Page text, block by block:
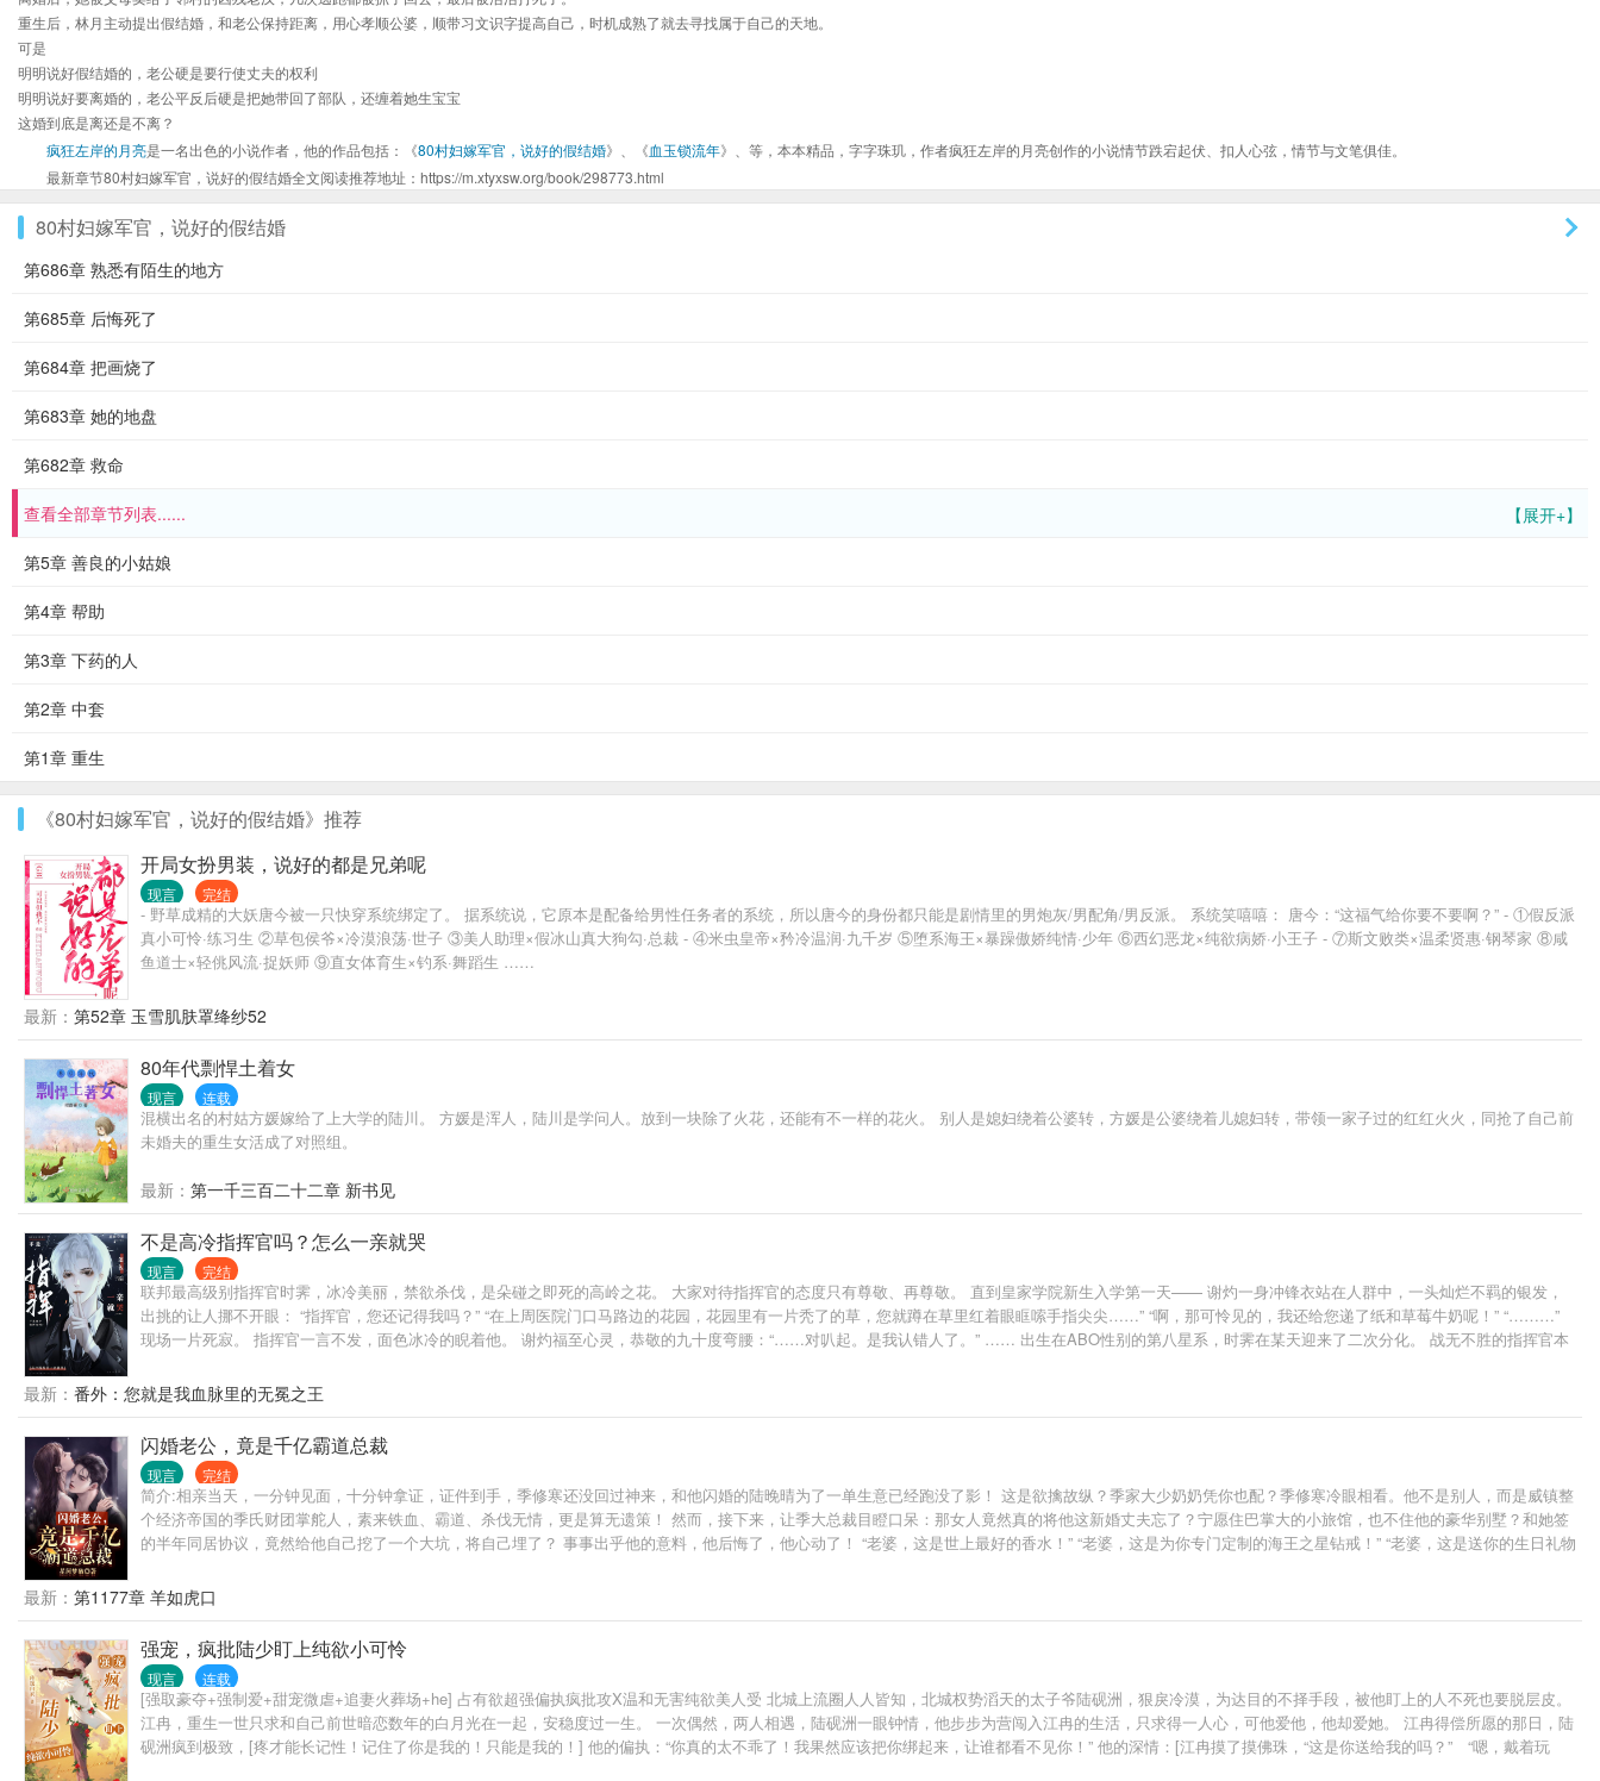
重生后，林月主动提出假结婚，和老公保持距离，用心孝顺公婆，顺带习文识字提高自己，时机成熟了就去寻找属于自己的天地。
可是
明明说好假结婚的，老公硬是要行使丈夫的权利
明明说好要离婚的，老公平反后硬是把她带回了部队，还缠着她生宝宝
这婚到底是离还是不离？
疯狂左岸的月亮是一名出色的小说作者，他的作品包括：《80村妇嫁军官，说好的假结婚》、《血玉锁流年》、等，本本精品，字字珠玑，作者疯狂左岸的月亮创作的小说情节跌宕起伏、扣人心弦，情节与文笔俱佳。
最新章节80村妇嫁军官，说好的假结婚全文阅读推荐地址：https://m.xtyxsw.org/book/298773.html
80村妇嫁军官，说好的假结婚
第686章 熟悉有陌生的地方
第685章 后悔死了
第684章 把画烧了
第683章 她的地盘
第682章 救命
【展开+】
查看全部章节列表......
第5章 善良的小姑娘
第4章 帮助
第3章 下药的人
第2章 中套
第1章 重生
《80村妇嫁军官，说好的假结婚》推荐
开局女扮男装，说好的都是兄弟呢
现言 完结
- 野草成精的大妖唐今被一只快穿系统绑定了。 据系统说，它原本是配备给男性任务者的系统，所以唐今的身份都只能是剧情里的男炮灰/男配角/男反派。 系统笑嘻嘻： 唐今：“这福气给你要不要啊？” - ①假反派
真小可怜·练习生 ②草包侯爷×冷漠浪荡·世子 ③美人助理×假冰山真大狗勾·总裁 - ④米虫皇帝×矜冷温润·九千岁 ⑤堕系海王×暴躁傲娇纯情·少年 ⑥西幻恶龙×纯欲病娇·小王子 - ⑦斯文败类×温柔贤惠·钢琴家 ⑧咸
鱼道士×轻佻风流·捉妖师 ⑨直女体育生×钓系·舞蹈生 ……
最新： 第52章 玉雪肌肤罩绛纱52
80年代剽悍土着女
现言 连载
混横出名的村姑方媛嫁给了上大学的陆川。 方媛是浑人，陆川是学问人。放到一块除了火花，还能有不一样的花火。 别人是媳妇绕着公婆转，方媛是公婆绕着儿媳妇转，带领一家子过的红红火火，同抢了自己前
未婚夫的重生女活成了对照组。
最新： 第一千三百二十二章 新书见
不是高冷指挥官吗？怎么一亲就哭
现言 完结
联邦最高级别指挥官时霁，冰冷美丽，禁欲杀伐，是朵碰之即死的高岭之花。 大家对待指挥官的态度只有尊敬、再尊敬。 直到皇家学院新生入学第一天—— 谢灼一身冲锋衣站在人群中，一头灿烂不羁的银发，
出挑的让人挪不开眼： “指挥官，您还记得我吗？” “在上周医院门口马路边的花园，花园里有一片秃了的草，您就蹲在草里红着眼眶嗦手指尖尖……” “啊，那可怜见的，我还给您递了纸和草莓牛奶呢！” “………”
现场一片死寂。 指挥官一言不发，面色冰冷的睨着他。 谢灼福至心灵，恭敬的九十度弯腰：“……对叭起。是我认错人了。” …… 出生在ABO性别的第八星系，时霁在某天迎来了二次分化。 战无不胜的指挥官本
最新： 番外：您就是我血脉里的无冕之王
闪婚老公，竟是千亿霸道总裁
现言 完结
简介:相亲当天，一分钟见面，十分钟拿证，证件到手，季修寒还没回过神来，和他闪婚的陆晚晴为了一单生意已经跑没了影！ 这是欲擒故纵？季家大少奶奶凭你也配？季修寒冷眼相看。他不是别人，而是威镇整
个经济帝国的季氏财团掌舵人，素来铁血、霸道、杀伐无情，更是算无遗策！ 然而，接下来，让季大总裁目瞪口呆：那女人竟然真的将他这新婚丈夫忘了？宁愿住巴掌大的小旅馆，也不住他的豪华别墅？和她签
的半年同居协议，竟然给他自己挖了一个大坑，将自己埋了？ 事事出乎他的意料，他后悔了，他心动了！ “老婆，这是世上最好的香水！” “老婆，这是为你专门定制的海王之星钻戒！” “老婆，这是送你的生日礼物
脚暖被窝？” 季修寒将自己的脸笑成了一朵花，凑到陆晚晴面前……
最新： 第1177章 羊如虎口
强宠，疯批陆少盯上纯欲小可怜
现言 连载
[强取豪夺+强制爱+甜宠微虐+追妻火葬场+he] 占有欲超强偏执疯批攻X温和无害纯欲美人受 北城上流圈人人皆知，北城权势滔天的太子爷陆砚洲，狠戾冷漠，为达目的不择手段，被他盯上的人不死也要脱层皮。
江冉，重生一世只求和自己前世暗恋数年的白月光在一起，安稳度过一生。 一次偶然，两人相遇，陆砚洲一眼钟情，他步步为营闯入江冉的生活，只求得一人心，可他爱他，他却爱她。 江冉得偿所愿的那日，陆
砚洲疯到极致，[疼才能长记性！记住了你是我的！只能是我的！] 他的偏执：“你真的太不乖了！我果然应该把你绑起来，让谁都看不见你！” 他的深情：[江冉摸了摸佛珠，“这是你送给我的吗？” “嗯，戴着玩